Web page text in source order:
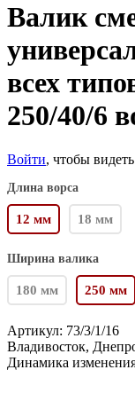
Валик
всех
250/40/6
Войти, чтобы
Длина ворса
12 мм 18 мм
Ширина валика
180 мм 250 мм
Артикул: 73/3/1/16
Владивосток,
Динамика